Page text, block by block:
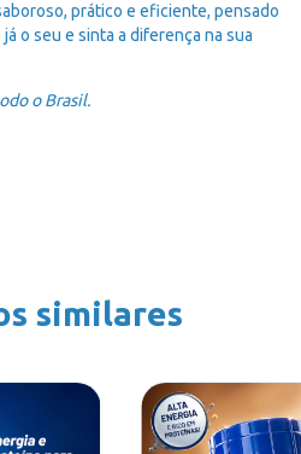
prático e eficiente, pensado
o seu e sinta a diferença na sua
o Brasil.
similares